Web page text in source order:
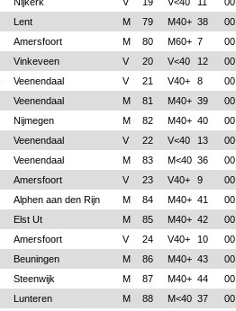
Lent M 79 M40+ 38
Amersfoort M 80 M60+ 7
Vinkeveen V 20 V<40 12
Veenendaal V 21 V40+ 8
Veenendaal M 81 M40+ 39
Nijmegen M 82 M40+ 40
Veenendaal V 22 V<40 13
Veenendaal M 83 M<40 36
Amersfoort V 23 V40+ 9
Alphen aan den Rijn M 84 M40+ 41
Elst Ut M 85 M40+ 42
Amersfoort V 24 V40+ 10
Beuningen M 86 M40+ 43
Steenwijk M 87 M40+ 44
Lunteren M 88 M<40 37